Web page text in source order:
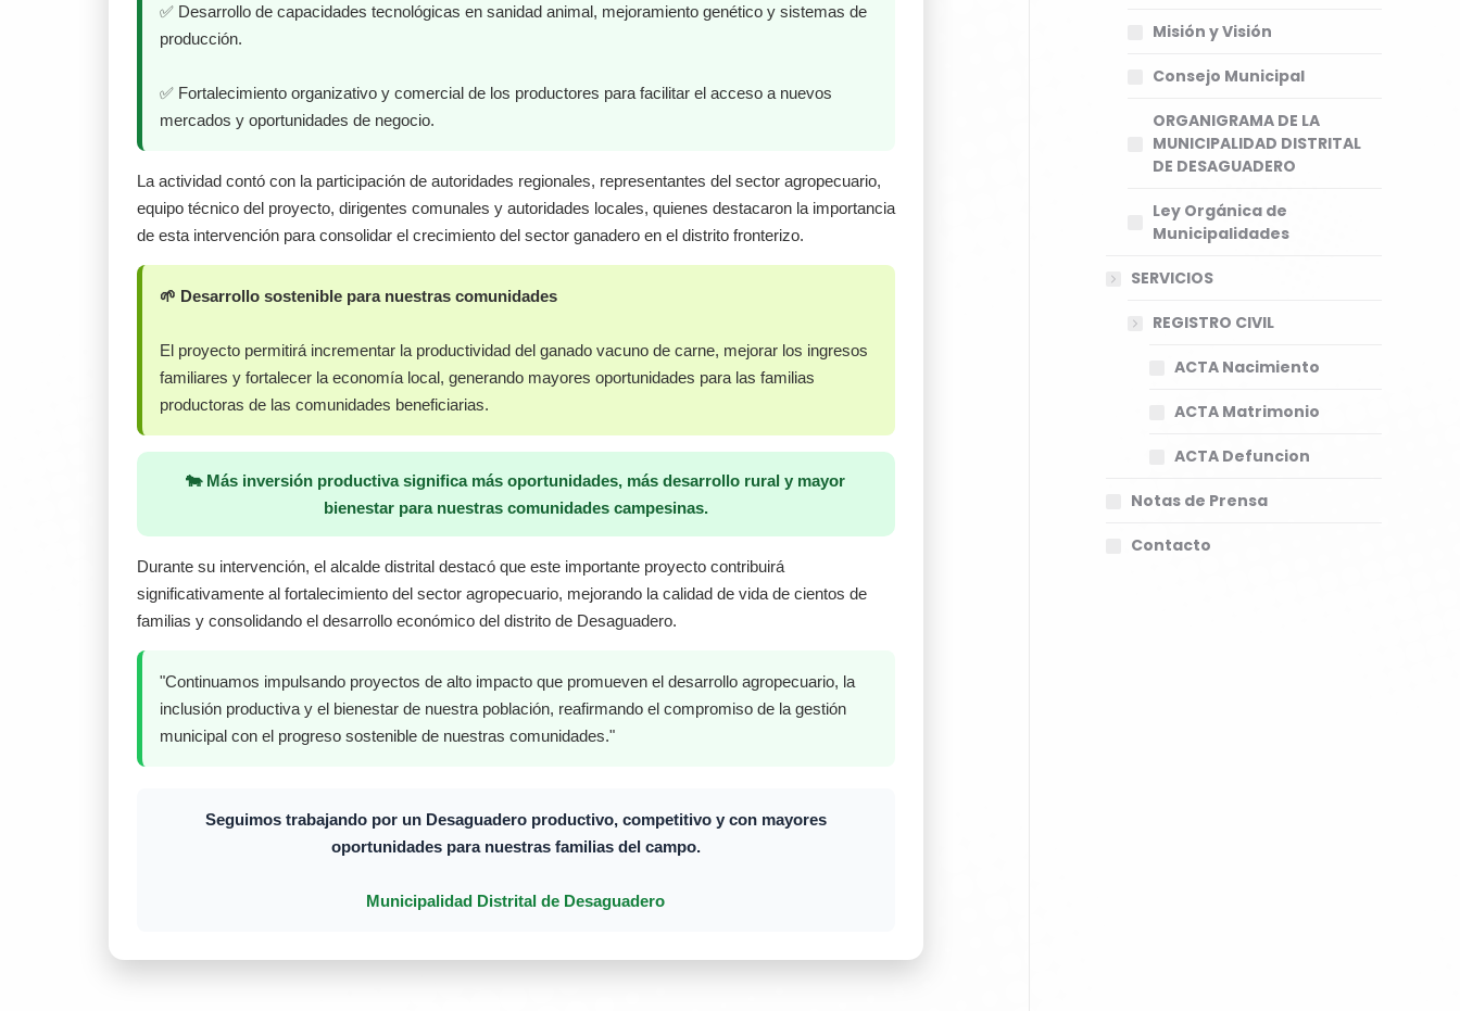
✅ Desarrollo de capacidades tecnológicas en sanidad animal, mejoramiento genético y sistemas de
producción.
✅ Fortalecimiento organizativo y comercial de los productores para facilitar el acceso a nuevos
mercados y oportunidades de negocio.
La actividad contó con la participación de autoridades regionales, representantes del sector agropecuario,
equipo técnico del proyecto, dirigentes comunales y autoridades locales, quienes destacaron la importancia
de esta intervención para consolidar el crecimiento del sector ganadero en el distrito fronterizo.
🌱 Desarrollo sostenible para nuestras comunidades
El proyecto permitirá incrementar la productividad del ganado vacuno de carne, mejorar los ingresos
familiares y fortalecer la economía local, generando mayores oportunidades para las familias
productoras de las comunidades beneficiarias.
🐄 Más inversión productiva significa más oportunidades, más desarrollo rural y mayor
bienestar para nuestras comunidades campesinas.
Durante su intervención, el alcalde distrital destacó que este importante proyecto contribuirá
significativamente al fortalecimiento del sector agropecuario, mejorando la calidad de vida de cientos de
familias y consolidando el desarrollo económico del distrito de Desaguadero.
"Continuamos impulsando proyectos de alto impacto que promueven el desarrollo agropecuario, la
inclusión productiva y el bienestar de nuestra población, reafirmando el compromiso de la gestión
municipal con el progreso sostenible de nuestras comunidades."
Seguimos trabajando por un Desaguadero productivo, competitivo y con mayores
oportunidades para nuestras familias del campo.
Municipalidad Distrital de Desaguadero
Misión y Visión
Consejo Municipal
ORGANIGRAMA DE LA
MUNICIPALIDAD DISTRITAL
DE DESAGUADERO
Ley Orgánica de
Municipalidades
SERVICIOS
REGISTRO CIVIL
ACTA Nacimiento
ACTA Matrimonio
ACTA Defuncion
Notas de Prensa
Contacto